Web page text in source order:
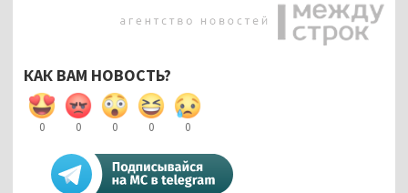
КАК ВАМ НОВОСТЬ?
0 0 0 0 0